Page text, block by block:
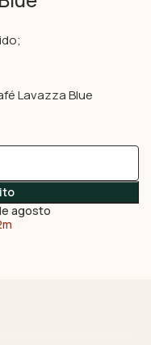
Lavazza Blue
agosto